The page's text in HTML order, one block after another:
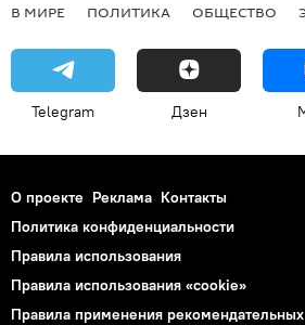
В МИРЕ ПОЛИТИКА ОБЩЕСТВО
Telegram Дзен
О проекте Реклама Контакты
Политика конфиденциальности
Правила использования
Правила использования «cookie»
Правила применения рекомендательных